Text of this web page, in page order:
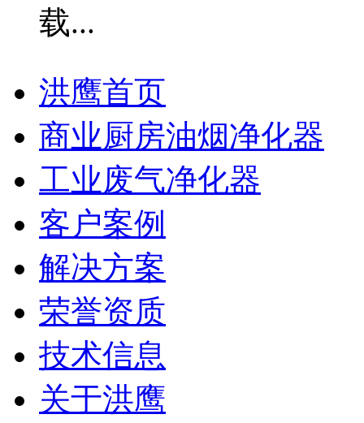
洪鹰首页
商业厨房油烟净化器
工业废气净化器
客户案例
解决方案
荣誉资质
技术信息
关于洪鹰